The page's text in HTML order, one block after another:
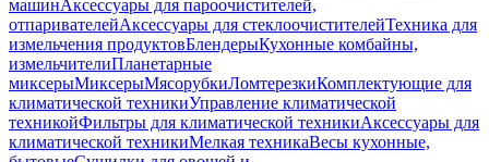
машинАксессуары для пароочистителей,
отпаривателейАксессуары для стеклоочистителейТехника для
измельчения продуктовБлендерыКухонные комбайны,
измельчителиПланетарные
миксерыМиксерыМясорубкиЛомтерезкиКомплектующие для
климатической техникиУправление климатической
техникойФильтры для климатической техникиАксессуары для
климатической техникиМелкая техникаВесы кухонные,